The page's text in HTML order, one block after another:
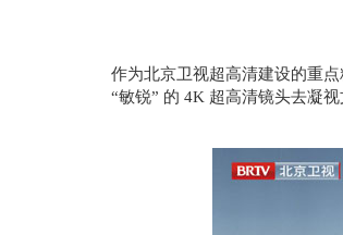
作为北京卫视超高清建设的重
“敏锐” 的 4K 超高清镜头去凝视